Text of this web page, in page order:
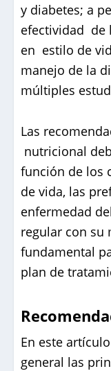
y diabetes; a
efectividad de
en estilo de
manejo de la
múltiples
Las
nutricional
función de los
de vida, las
enfermedad
regular con su
fundamental
plan de
En este
general las